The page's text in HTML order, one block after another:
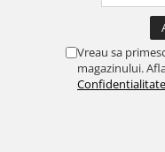
Vreau sa
magazinului.
Confidentialitate